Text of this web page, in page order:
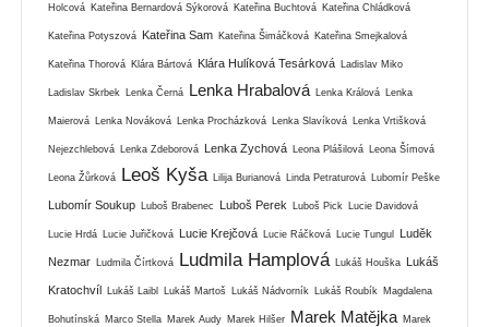
Holcová Kateřina Bernardová Sýkorová Kateřina Buchtová Kateřina Chládková
Kateřina Potyszová Kateřina Sam Kateřina Šimáčková Kateřina Smejkalová
Kateřina Thorová Klára Bártová Klára Hulíková Tesárková Ladislav Miko
Ladislav Skrbek Lenka Černá Lenka Hrabalová Lenka Králová Lenka
Maierová Lenka Nováková Lenka Procházková Lenka Slavíková Lenka Vrtišková
Nejezchlebová Lenka Zdeborová Lenka Zychová Leona Plášilová Leona Šímová
Leona Žůrková Leoš Kyša Lilija Burianová Linda Petraturová Lubomír Peške
Lubomír Soukup Luboš Brabenec Luboš Perek Luboš Pick Lucie Davidová
Lucie Hrdá Lucie Juřičková Lucie Krejčová Lucie Ráčková Lucie Tungul Luděk
Nezmar Ludmila Čírtková Ludmila Hamplová Lukáš Houška Lukáš
Kratochvíl Lukáš Laibl Lukáš Martoš Lukáš Nádvorník Lukáš Roubík Magdalena
Bohutínská Marco Stella Marek Audy Marek Hilšer Marek Matějka Marek